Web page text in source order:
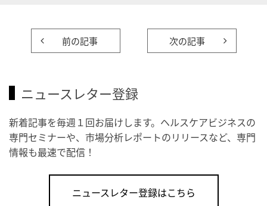
前の記事 次の記事
ニュースレター登録
新着記事を毎週１回お届けします。ヘルスケアビジネスの
専門セミナーや、市場分析レポートのリリースなど、専門
情報も最速で配信！
ニュースレター登録はこちら